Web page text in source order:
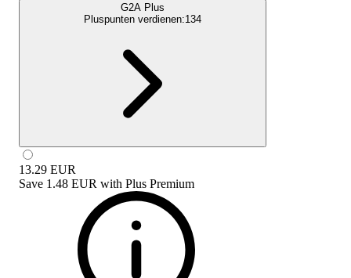
G2A Plus
Pluspunten verdienen:134
13.29 EUR
Save 1.48 EUR with Plus Premium